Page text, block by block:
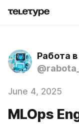
Работа
June 4, 2025
MLOps